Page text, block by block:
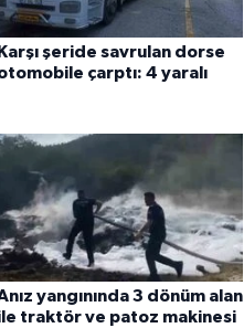
Karşı şeride savrulan dorse
çarptı: 4 yaralı
yangınında 3 dönüm alan
traktör ve patoz makinesi